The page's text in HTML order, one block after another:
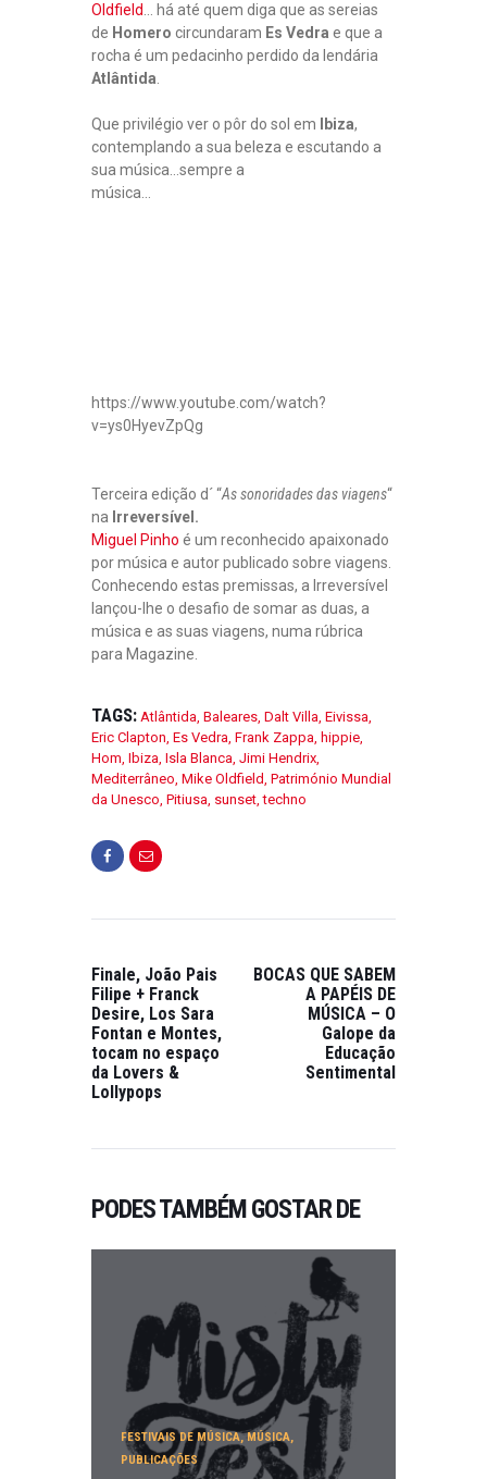
Oldfield
… há até quem diga que as sereias
de Homero circundaram Es Vedra e que a
rocha é um pedacinho perdido da lendária
Atlântida
Que privilégio ver o pôr do sol em Ibiza,
contemplando a sua beleza e escutando a
sua música…sempre a
música…
https://www.youtube.com/watch?
v=ys0HyevZpQg
Terceira edição d´ “As sonoridades das viagens“
na Irreversível.
Miguel Pinho é um reconhecido apaixonado
por música e autor publicado sobre viagens.
Conhecendo estas premissas, a Irreversível
lançou-lhe o desafio de somar as duas, a
música e as suas viagens, numa rúbrica
para Magazine.
TAGS: Atlântida Baleares Dalt Villa Eivissa
Eric Clapton Es Vedra Frank Zappa hippie
Hom Ibiza Isla Blanca Jimi Hendrix
Mediterrâneo Mike Oldfield Património Mundial
da Unesco Pitiusa sunset ,techno
Finale, João Pais
Filipe + Franck
Desire, Los Sara
Fontan e Montes,
tocam no espaço
da Lovers &
Lollypops
BOCAS QUE SABEM
A PAPÉIS DE
MÚSICA – O
Galope da
Educação
Sentimental
PODES TAMBÉM GOSTAR DE
FESTIVAIS DE MÚSICA,MÚSICA,
PUBLICAÇÕES